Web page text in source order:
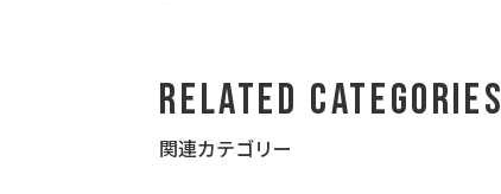
Related Categories
関連カテゴリー